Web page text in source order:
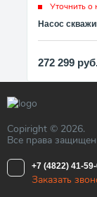
Уточнить о
Насос
272 299
Copiright © 2026.
Все права
+7 (4822) 41-
Заказать